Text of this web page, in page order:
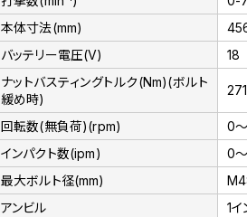
本体寸法(mm)
バッテリー電圧(V)
18
ナットバスティングトルク(Nm)(ボルト
緩め時)
回転数(無負荷)(rpm)
0
インパクト数(ipm)
0
最大ボルト径(mm)
アンビル
1